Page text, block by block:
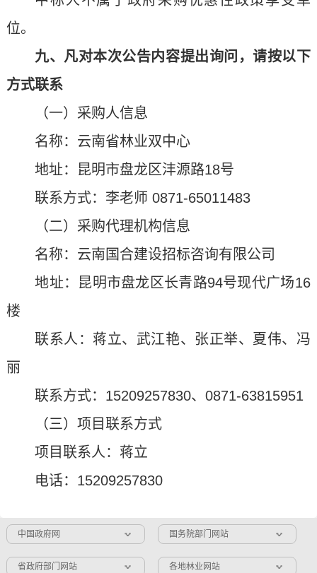
位。
九、凡对本次公告内容提出询问，请按以下
方式联系
（一）采购人信息
名称：云南省林业双中心
地址：昆明市盘龙区沣源路18号
联系方式：李老师 0871-65011483
（二）采购代理机构信息
名称：云南国合建设招标咨询有限公司
地址：昆明市盘龙区长青路94号现代广场16
楼
联系人：蒋立、武江艳、张正举、夏伟、冯
丽
联系方式：15209257830、0871-63815951
（三）项目联系方式
项目联系人：蒋立
电话：15209257830
中国政府网 国务院部门网站
省政府部门网站 各地林业网站